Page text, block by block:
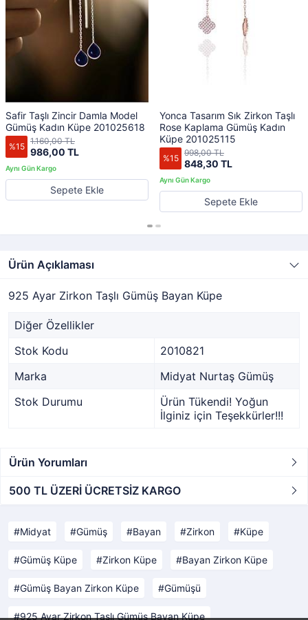
Safir Taşlı Zincir Damla Model
Gümüş Kadın Küpe 201025618
%15 986,00 TL
1.160,00 TL
Sepete Ekle
Yonca Tasarım Sık Zirkon Taşlı
Rose Kaplama Gümüş Kadın
Küpe 201025115
%15 848,30 TL
998,00 TL
Sepete Ekle
Ürün Açıklaması
925 Ayar Zirkon Taşlı Gümüş Bayan Küpe
Diğer Özellikler
Stok Kodu
2010821
Marka
Midyat Nurtaş Gümüş
Stok Durumu
Ürün Tükendi! Yoğun
İlginiz için Teşekkürler!!!
Ürün Yorumları
500 TL ÜZERİ ÜCRETSİZ KARGO
Midyat Gümüş Bayan Zirkon Küpe
Gümüş Küpe Zirkon Küpe Bayan Zirkon Küpe
Gümüş Bayan Zirkon Küpe Gümüşü
925 Ayar Zirkon Taşlı Gümüş Bayan Küpe